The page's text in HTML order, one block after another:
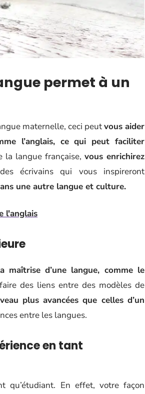
permet à un
maternelle, ceci peutvous aider
l’anglais, ce qui peut faciliter
la langue française,vous enrichirez
écrivains qui vous inspireront
une autre langue et culture.
l'anglais
maîtrise d’une langue, comme le
des liens entre des modèles de
plus avancées que celles d’un
entre les langues.
en tant
qu’étudiant. En effet, votre façon